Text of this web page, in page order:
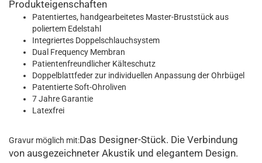
Produkteigenschaften
Patentiertes, handgearbeitetes Master-Bruststück aus
poliertem Edelstahl
Integriertes Doppelschlauchsystem
Dual Frequency Membran
Patientenfreundlicher Kälteschutz
Doppelblattfeder zur individuellen Anpassung der Ohrbügel
Patentierte Soft-Ohroliven
7 Jahre Garantie
Latexfrei
Gravur möglich mit:Das Designer-Stück. Die Verbindung
von ausgezeichneter Akustik und elegantem Design.